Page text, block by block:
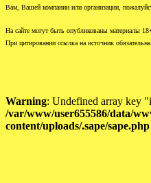
Вам, Вашей компании или организации,
На сайте могут быть опубликованы материалы
При цитировании ссылка на источник обязательна.
Warning: Undefined array key
/var/www/user655586/data/
content/uploads/.sape/sape.php